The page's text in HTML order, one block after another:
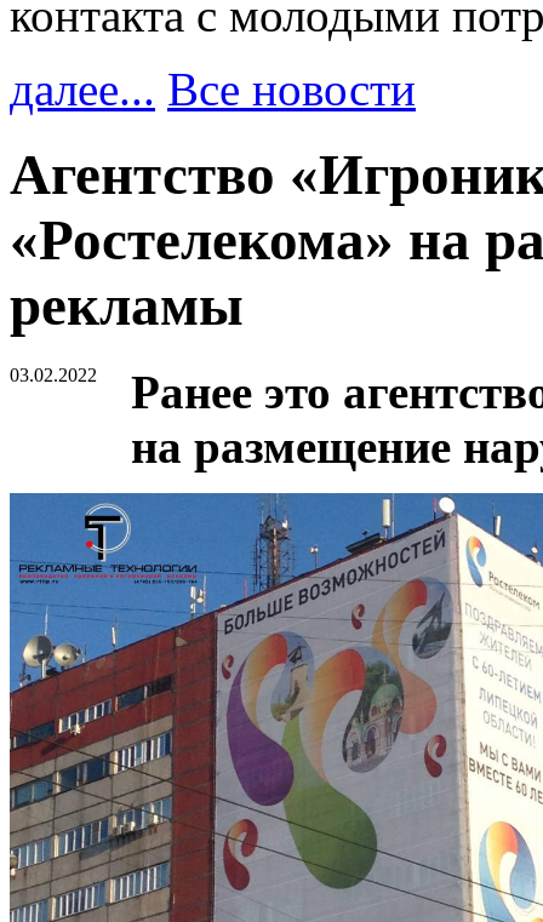
контакта с молодыми
далее... Все новости
Агентство
«Ростелекома» на
рекламы
03.02.2022
Ранее это
на размещение